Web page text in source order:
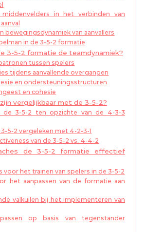
in het verbinden van
bewegingsdynamiek van aanvallers
in de 3-5-2 formatie
3-5-2 formatie de teamdynamiek?
tussen spelers
tijdens aanvallende overgangen
en ondersteuningsstructuren
en cohesie
vergelijkbaar met de 3-5-2?
de 3-5-2 ten opzichte van de 4-3-3
3-5-2 vergeleken met 4-2-3-1
van de 3-5-2 vs. 4-4-2
de 3-5-2 formatie effectief
voor het trainen van spelers in de 3-5-2
het aanpassen van de formatie aan
valkuilen bij het implementeren van
op basis van tegenstander